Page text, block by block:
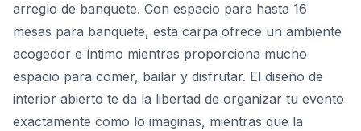
arreglo de banquete. Con espacio para hasta 16
mesas para banquete, esta carpa ofrece un ambiente
acogedor e íntimo mientras proporciona mucho
espacio para comer, bailar y disfrutar. El diseño de
interior abierto te da la libertad de organizar tu evento
exactamente como lo imaginas, mientras que la